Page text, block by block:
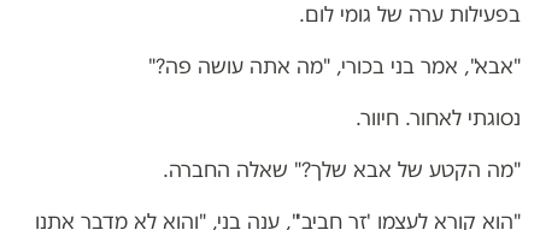
בפעילות ערה של גומי לום.
"אבא", אמר בני בכורי, "מה אתה עושה פה?"
נסוגתי לאחור. חיוור.
"מה הקטע של אבא שלך?" שאלה החברה.
"הוא קורא לעצמו 'זר חביב'", ענה בני, "והוא לא מדבר אתנו